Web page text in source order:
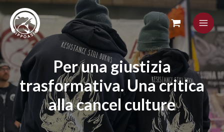
content
Per una giustizia
trasformativa. Una critica
alla cancel culture